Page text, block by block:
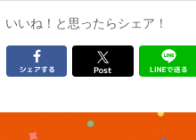
いいね！と思ったらシェア！